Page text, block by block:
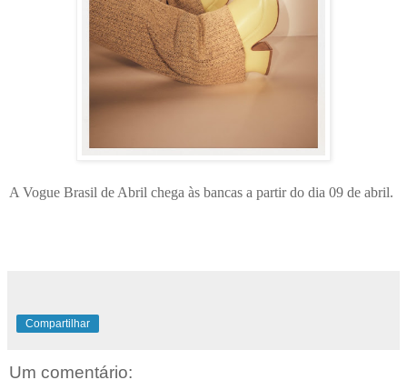
A Vogue Brasil de Abril chega às bancas a partir do dia 09 de abril.
Compartilhar
Um comentário: